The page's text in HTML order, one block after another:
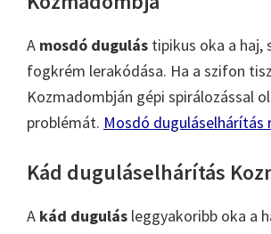
A mosdó dugulás tipikus oka a haj,
fogkrém lerakódása. Ha a szifon
Kozmadombján gépi spirálozással
problémát. Mosdó duguláselhárítás
Kád duguláselhárítás
A kád dugulás leggyakoribb oka a